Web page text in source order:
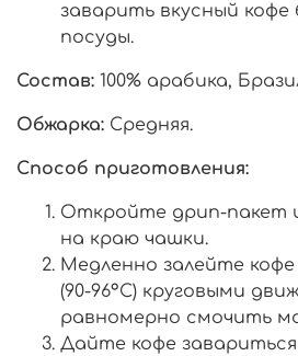
заварить вкусный кофе
посуды.
Состав: 100% арабика,
Обжарка: Средняя.
Способ приготовления:
Откройте дрип-пакет
на краю чашки.
Медленно залейте кофе
(90-96°C) круговыми
равномерно смочить
Дайте кофе